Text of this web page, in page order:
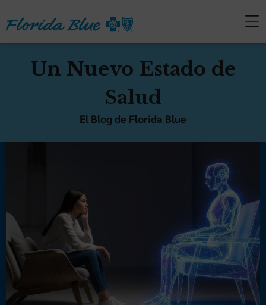
Un Nuevo Estado de
Salud
El Blog de Florida Blue